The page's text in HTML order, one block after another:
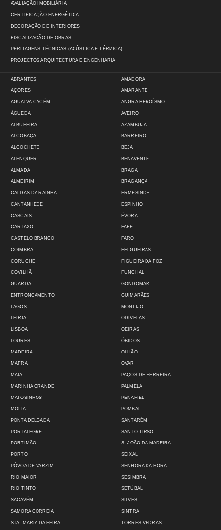
AVALIAÇÃO IMOBILIÁRIA
CERTIFICAÇÃO ENERGÉTICA
DECORAÇÃO DE INTERIORES
FISCALIZAÇÃO DE OBRAS
PERITAGENS TÉCNICAS (ACÚSTICA E TÉRMICA)
PROJECTOS ARQUITECTURA E ENGENHARIA
ABRANTES
AÇORES
AGUALVA-CACÉM
ÁGUEDA
ALBUFEIRA
ALCOBAÇA
ALCOCHETE
ALENQUER
ALMADA
ALMEIRIM
AMADORA
AMARANTE
ANGRA HEROÍSMO
AVEIRO
AZAMBUJA
BARREIRO
BEJA
BENAVENTE
BRAGA
BRAGANÇA
CALDAS DA RAINHA
CANTANHEDE
CASCAIS
CARTAXO
CASTELO BRANCO
COIMBRA
CORUCHE
COVILHÃ
GUARDA
ENTRONCAMENTO
ERMESINDE
ESPINHO
ÉVORA
FAFE
FARO
FELGUEIRAS
FIGUEIRA DA FOZ
FUNCHAL
GONDOMAR
GUIMARÃES
LAGOS
LEIRIA
LISBOA
LOURES
MADEIRA
MAFRA
MAIA
MARINHA GRANDE
MATOSINHOS
MOITA
MONTIJO
ODIVELAS
OEIRAS
ÓBIDOS
OLHÃO
OVAR
PAÇOS DE FERREIRA
PALMELA
PENAFIEL
POMBAL
PONTA DELGADA
PORTALEGRE
PORTIMÃO
PORTO
PÓVOA DE VARZIM
RIO MAIOR
RIO TINTO
SACAVÉM
SAMORA CORREIA
STA. MARIA DA FEIRA
SANTARÉM
SANTO TIRSO
S. JOÃO DA MADEIRA
SEIXAL
SENHORA DA HORA
SESIMBRA
SETÚBAL
SILVES
SINTRA
TORRES VEDRAS